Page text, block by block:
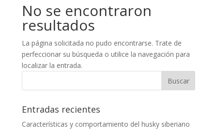
No se encontraron
resultados
La página solicitada no pudo encontrarse. Trate de
perfeccionar su búsqueda o utilice la navegación para
localizar la entrada.
Entradas recientes
Características y comportamiento del husky siberiano